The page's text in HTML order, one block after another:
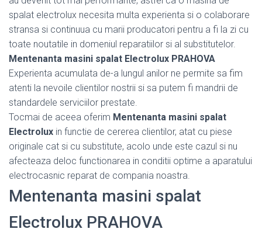
spalat electrolux necesita multa experienta si o colaborare
stransa si continuua cu marii producatori pentru a fi la zi cu
toate noutatile in domeniul reparatiilor si al substitutelor.
Mentenanta masini spalat Electrolux PRAHOVA
Experienta acumulata de-a lungul anilor ne permite sa fim
atenti la nevoile clientilor nostrii si sa putem fi mandrii de
standardele serviciilor prestate.
Tocmai de aceea oferim Mentenanta masini spalat
Electrolux in functie de cererea clientilor, atat cu piese
originale cat si cu substitute, acolo unde este cazul si nu
afecteaza deloc functionarea in conditii optime a aparatului
electrocasnic reparat de compania noastra.
Mentenanta masini spalat
Electrolux PRAHOVA